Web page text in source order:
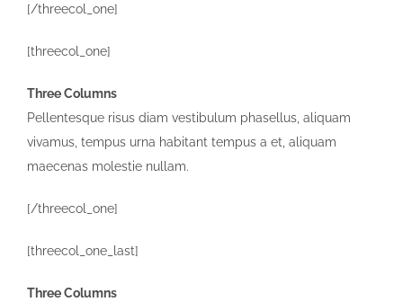
[/threecol_one]
[threecol_one]
Three Columns
Pellentesque risus diam vestibulum phasellus, aliquam
vivamus, tempus urna habitant tempus a et, aliquam
maecenas molestie nullam.
[/threecol_one]
[threecol_one_last]
Three Columns